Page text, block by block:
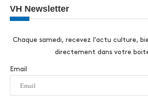
VH Newsletter
Chaque samedi, recevez l'actu culture,
directement dans votre
Email